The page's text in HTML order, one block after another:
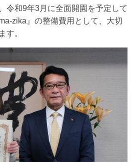
令和9年3月に全面開園を予定して
zika』の整備費用として、大切
す。